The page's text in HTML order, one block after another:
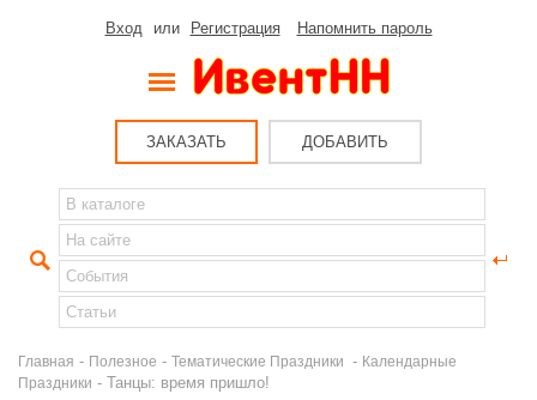
Вход или Регистрация Напомнить пароль
ЗАКАЗАТЬ ДОБАВИТЬ
Главная - Полезное - Тематические Праздники - Календарные
Праздники - Танцы: время пришло!